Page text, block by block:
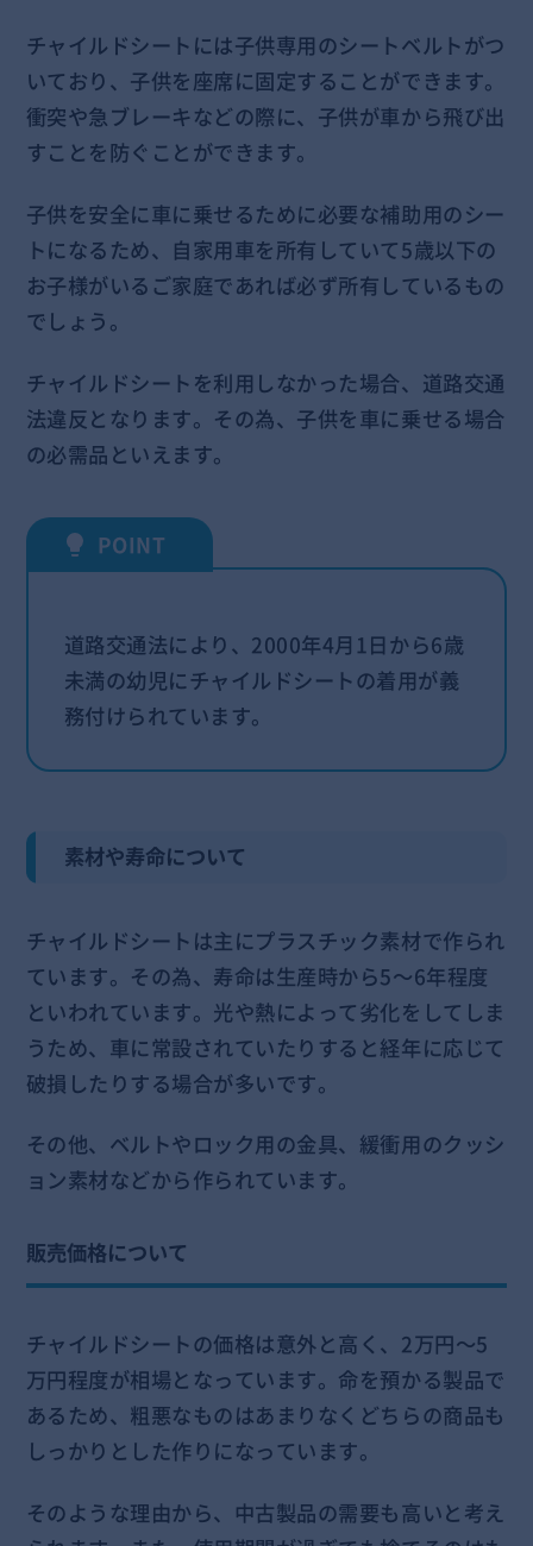
チャイルドシートには子供専用のシートベルトがつ
いており、子供を座席に固定することができます。
衝突や急ブレーキなどの際に、子供が車から飛び出
すことを防ぐことができます。
子供を安全に車に乗せるために必要な補助用のシー
トになるため、自家用車を所有していて5歳以下の
お子様がいるご家庭であれば必ず所有しているもの
でしょう。
チャイルドシートを利用しなかった場合、 道路交通
法違反となります。その為、子供を車に乗せる場合
の必需品といえます。
道路交通法により、2000年4月1日から6歳
未満の幼児にチャイルドシートの着用が義
務付けられています。
素材や寿命について
チャイルドシートは主にプラスチック素材で作られ
ています。その為、寿命は生産時から5～6年程度
といわれています。光や熱によって劣化をしてしま
うため、車に常設されていたりすると経年に応じて
破損したりする場合が多いです。
その他、ベルトやロック用の金具、緩衝用のクッシ
ョン素材などから作られています。
販売価格について
チャイルドシートの価格は意外と高く、2万円～5
万円程度が相場となっています。命を預かる製品で
あるため、粗悪なものはあまりなくどちらの商品も
しっかりとした作りになっています。
そのような理由から、中古製品の需要も高いと考え